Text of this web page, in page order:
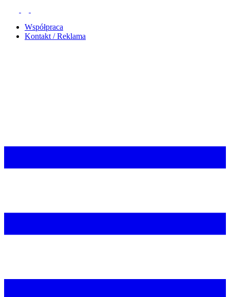
Współpraca
Kontakt / Reklama